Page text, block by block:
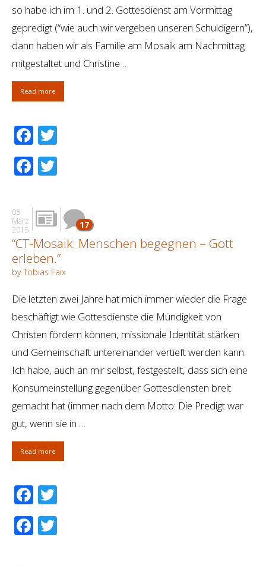
so habe ich im 1. und 2. Gottesdienst am Vormittag
gepredigt (“wie auch wir vergeben unseren Schuldigern”),
dann haben wir als Familie am Mosaik am Nachmittag
mitgestaltet und Christine …
Read more
Facebook
Facebook
05
März
2015
17
“CT-Mosaik: Menschen begegnen – Gott
erleben.”
by Tobias Faix
Die letzten zwei Jahre hat mich immer wieder die Frage
beschäftigt wie Gottesdienste die Mündigkeit von
Christen fördern können, missionale Identität stärken
und Gemeinschaft untereinander vertieft werden kann.
Ich habe, auch an mir selbst, festgestellt, dass sich eine
Konsumeinstellung gegenüber Gottesdiensten breit
gemacht hat (immer nach dem Motto: Die Predigt war
gut, wenn sie in …
Read more
Facebook
Facebook